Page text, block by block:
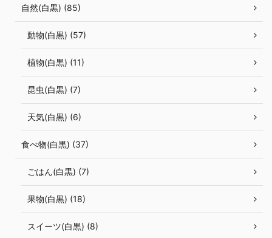
自然(白黒) (85)
動物(白黒) (57)
植物(白黒) (11)
昆虫(白黒) (7)
天気(白黒) (6)
食べ物(白黒) (37)
ごはん(白黒) (7)
果物(白黒) (18)
スイーツ(白黒) (8)